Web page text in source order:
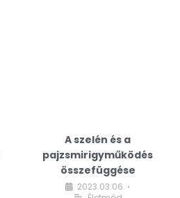
A szelén és a
pajzsmirigyműködés
összefüggése
2023.03.06. •